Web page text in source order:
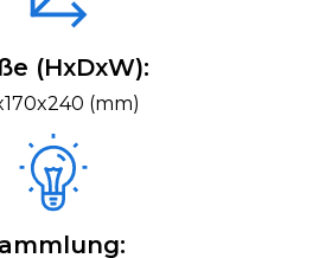
(HxDxW):
(mm)